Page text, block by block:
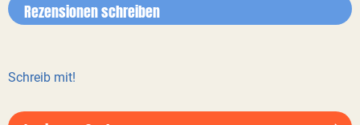
Rezensionen schreiben
Schreib mit!